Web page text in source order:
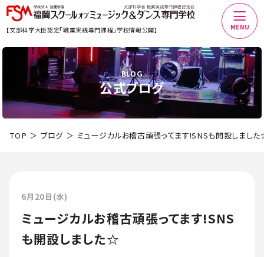
【文部科学大臣認定「職業実践専門課程」学校情報公開】 MENU
BLOG
公式ブログ
TOP ブログ ミュージカルお稽古頑張ってます!SNSも開設しまし
6月20日(水)
ミュージカルお稽古頑張ってます!SNS
も開設しました☆